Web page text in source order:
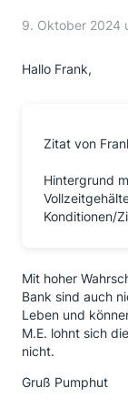
9. Oktober 2024
Hallo Frank,
Zitat von
Hintergrund
Konditionen/
Mit hoher
Bank sind auch
Leben und
M.E. lohnt sich
nicht.
Gruß Pumphut